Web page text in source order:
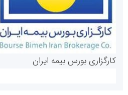
کارگزاری بورس بیمه ایران